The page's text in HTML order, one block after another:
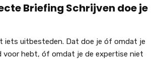
Briefing Schrijven doe je
iets uitbesteden. Dat doe je óf omdat je
voor hebt, óf omdat je de expertise niet